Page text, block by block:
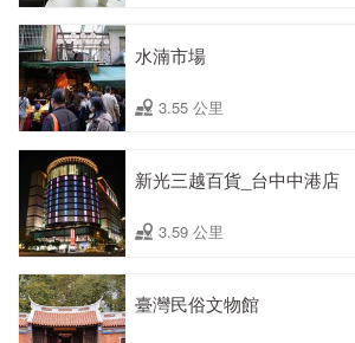
水湳市場
3.55 公里
新光三越百貨_台中中港店
3.59 公里
臺灣民俗文物館